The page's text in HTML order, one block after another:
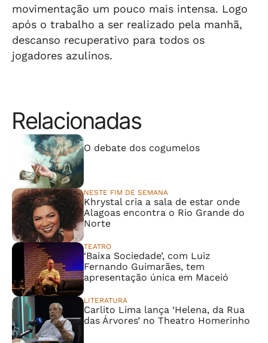
movimentação um pouco mais intensa. Logo
após o trabalho a ser realizado pela manhã,
descanso recuperativo para todos os
jogadores azulinos.
Relacionadas
O debate dos cogumelos
NESTE FIM DE SEMANA
Khrystal cria a sala de estar onde
Alagoas encontra o Rio Grande do
Norte
TEATRO
‘Baixa Sociedade’, com Luiz
Fernando Guimarães, tem
apresentação única em Maceió
LITERATURA
Carlito Lima lança ‘Helena, da Rua
das Árvores’ no Theatro Homerinho